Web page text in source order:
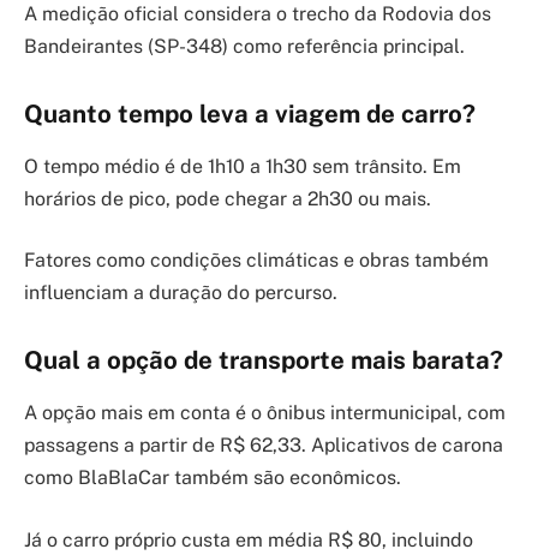
A medição oficial considera o trecho da Rodovia dos
Bandeirantes (SP-348) como referência principal.
Quanto tempo leva a viagem de carro?
O tempo médio é de 1h10 a 1h30 sem trânsito. Em
horários de pico, pode chegar a 2h30 ou mais.
Fatores como condições climáticas e obras também
influenciam a duração do percurso.
Qual a opção de transporte mais barata?
A opção mais em conta é o ônibus intermunicipal, com
passagens a partir de R$ 62,33. Aplicativos de carona
como BlaBlaCar também são econômicos.
Já o carro próprio custa em média R$ 80, incluindo